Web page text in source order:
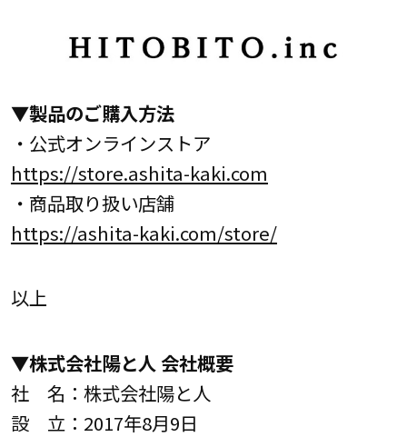
▼製品のご購入方法
・公式オンラインストア
https://store.ashita-kaki.com
・商品取り扱い店舗
https://ashita-kaki.com/store/
以上
▼株式会社陽と人 会社概要
社 名：株式会社陽と人
設 立：2017年8月9日